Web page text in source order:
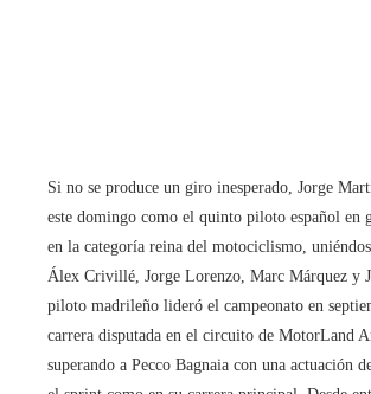
Si no se produce un giro inesperado, Jorge
este domingo como el quinto piloto español en
en la categoría reina del motociclismo,
Álex Crivillé, Jorge Lorenzo, Marc Márquez y
piloto madrileño lideró el campeonato en
carrera disputada en el circuito de MotorLand
superando a Pecco Bagnaia con una actuación